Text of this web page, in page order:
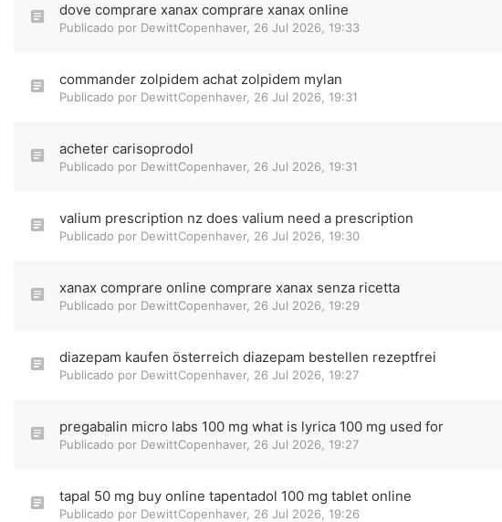
dove comprare xanax comprare xanax online
Publicado por DewittCopenhaver, 26 Jul 2026, 19:33
commander zolpidem achat zolpidem mylan
Publicado por DewittCopenhaver, 26 Jul 2026, 19:31
acheter carisoprodol
Publicado por DewittCopenhaver, 26 Jul 2026, 19:31
valium prescription nz does valium need a prescription
Publicado por DewittCopenhaver, 26 Jul 2026, 19:30
xanax comprare online comprare xanax senza ricetta
Publicado por DewittCopenhaver, 26 Jul 2026, 19:29
diazepam kaufen österreich diazepam bestellen rezeptfrei
Publicado por DewittCopenhaver, 26 Jul 2026, 19:27
pregabalin micro labs 100 mg what is lyrica 100 mg used for
Publicado por DewittCopenhaver, 26 Jul 2026, 19:27
tapal 50 mg buy online tapentadol 100 mg tablet online
Publicado por DewittCopenhaver, 26 Jul 2026, 19:26